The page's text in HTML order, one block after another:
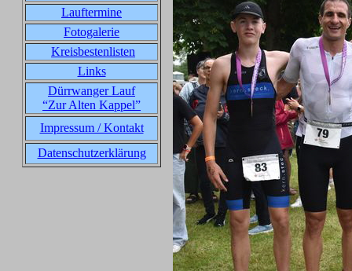
Lauftermine
Fotogalerie
Kreisbestenlisten
Links
Dürrwanger Lauf
“Zur Alten Kappel”
Impressum / Kontakt
Datenschutzerklärung